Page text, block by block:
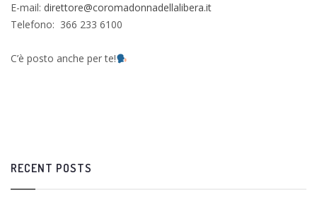
E-mail: direttore@coromadonnadellalibera.it
Telefono: 366 233 6100
C’è posto anche per te!
RECENT POSTS